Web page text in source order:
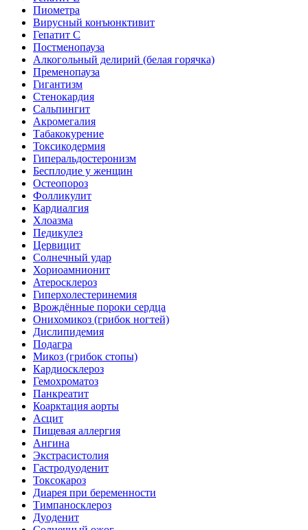
Пиометра
Вирусный конъюнктивит
Гепатит C
Постменопауза
Алкогольный делирий (белая горячка)
Пременопауза
Гигантизм
Стенокардия
Сальпингит
Акромегалия
Табакокурение
Токсикодермия
Гиперальдостеронизм
Бесплодие у женщин
Остеопороз
Фолликулит
Кардиалгия
Хлоазма
Педикулез
Цервицит
Солнечный удар
Хориоамнионит
Атеросклероз
Гиперхолестеринемия
Врождённые пороки сердца
Онихомикоз (грибок ногтей)
Дислипидемия
Подагра
Микоз (грибок стопы)
Кардиосклероз
Гемохроматоз
Панкреатит
Коарктация аорты
Асцит
Пищевая аллергия
Ангина
Экстрасистолия
Гастродуоденит
Токсокароз
Диарея при беременности
Тимпаносклероз
Дуоденит